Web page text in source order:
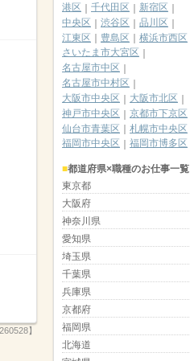
】
港区
千代田区
新宿区
中央区
渋谷区
品川区
江東区
豊島区
横浜市西区
さいたま市大宮区
名古屋市中区
名古屋市中村区
大阪市中央区
大阪市北区
神戸市中央区
京都市下京区
仙台市青葉区
札幌市中央区
福岡市中央区
福岡市博多区
都道府県×職種のお仕事一覧
東京都
大阪府
神奈川県
愛知県
埼玉県
千葉県
兵庫県
京都府
福岡県
北海道